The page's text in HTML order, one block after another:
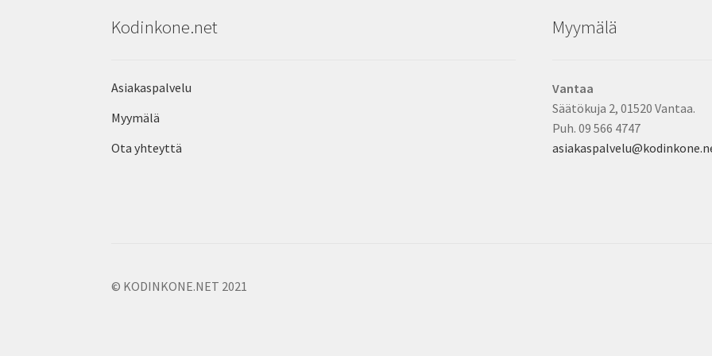
Kodinkone.net
Asiakaspalvelu
Myymälä
Ota yhteyttä
Myymälä
Vantaa
Säätökuja 2, 01520 Vantaa.
Puh. 09 566 4747
© KODINKONE.NET 2021